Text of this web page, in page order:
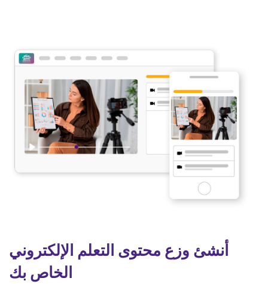
أنشئ وزع محتوى التعلم الإلكتروني
الخاص بك